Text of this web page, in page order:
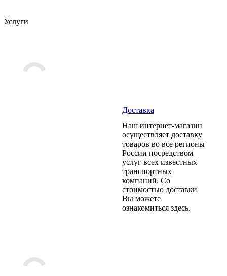
Услуги
Доставка
Наш интернет-магазин
осуществляет доставку
товаров во все регионы
России посредством
услуг всех известных
транспортных
компаний. Со
стоимостью доставки
Вы можете
ознакомиться здесь.